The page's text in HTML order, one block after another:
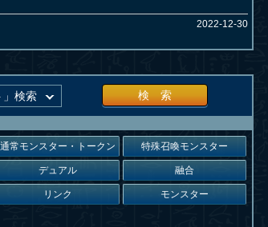
2022-12-30
検 索
通常モンスター・トークン 特殊召喚モンスター
デュアル 融合
リンク モンスター